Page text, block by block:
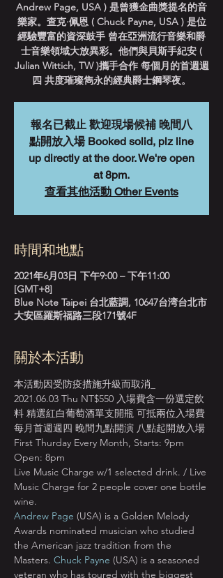
Andrew Page, USA ) 是曾獲金曲獎提名的音
樂家。查克·佩恩 ( Chuck Payne, USA ) 是位
經驗豐富的資深鼓手 曾在亞洲流行音樂和爵
士音樂領域大放異彩。他們與貝斯手紀安 (
Julian Wittich, TW )攜手合作 每個月的首週週
四 共度璀璨雋永的經典爵士鋼琴夜。
報名已截止 歡迎現場候補 晚間八
點開放入場 Booked solid, plz line
up directly at the door. We're open
at 8pm.
查看其他活動 Other Events
時間和地點
2021年6月03日 下午9:00 – 下午11:00
[GMT+8]
Blue Note Taipei 台北藍調, 10647台湾台北市
大安區羅斯福路三段171號4F
關於本活動
本活動因受防疫措施升級而取消_
2021.06.03 Thu NT$550 入場費含一份選定飲
料 精選紅白葡萄酒單支開瓶 可抵兩位入場費
每月首週週四 晚間九點開演 八點起開放入場
First Thurday Every Month, Starts: 9pm
Open: 8pm
Live Music Charge w/1 selected drink. / Live
Music Charge for 2 people cover one bottle
wine.
Andrew Page (USA) is a Golden Melody
Awards nominated musician who studied
the American jazz tradition from the
Masters. Chuck Payne (USA) is a seasoned
veteran who has toured with the biggest